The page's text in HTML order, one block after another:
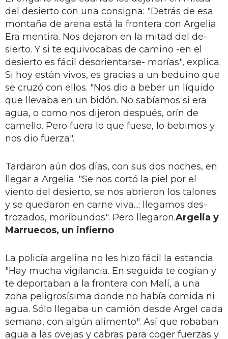
del desierto con una consig­na: "Detrás de esa
montaña de arena está la frontera con Argelia.
Era men­tira. Nos dejaron en la mitad del de­
sierto. Y si te equivocabas de camino -en el
desierto es fácil desorientarse- morías", explica.
Si hoy es­tán vivos, es gracias a un beduino que
se cruzó con ellos. "Nos dio a beber un líquido
que llevaba en un bidón. No sabíamos si era
agua, o como nos dijeron después, orín de
camello. Pero fuera lo que fuese, lo be­bimos y
nos dio fuerza".
Tardaron aún dos días, con sus dos noches, en
llegar a Argelia. "Se nos cortó la piel por el
viento del desierto, se nos abrieron los talones
y se que­daron en carne viva...; llegamos des­
trozados, moribundos". Pero llegaron.Argelia y
Marruecos, un infierno
La policía argelina no les hizo fácil la estancia.
"Hay mucha vigilancia. En seguida te cogían y
te deportaban a la frontera con Malí, a una
zona pe­ligrosísima donde no había comida ni
agua. Sólo llegaba un camión desde Argel cada
semana, con algún alimen­to". Así que robaban
agua a las ovejas y cabras para coger fuerzas y